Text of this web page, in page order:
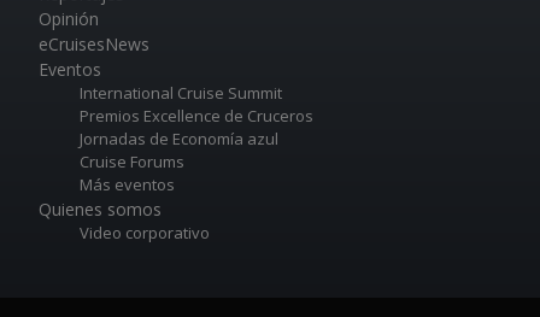
Opinión
eCruisesNews
Eventos
International Cruise Summit
Premios Excellence de Cruceros
Jornadas de Economía azul
Cruise Forums
Más eventos
Quienes somos
Video corporativo